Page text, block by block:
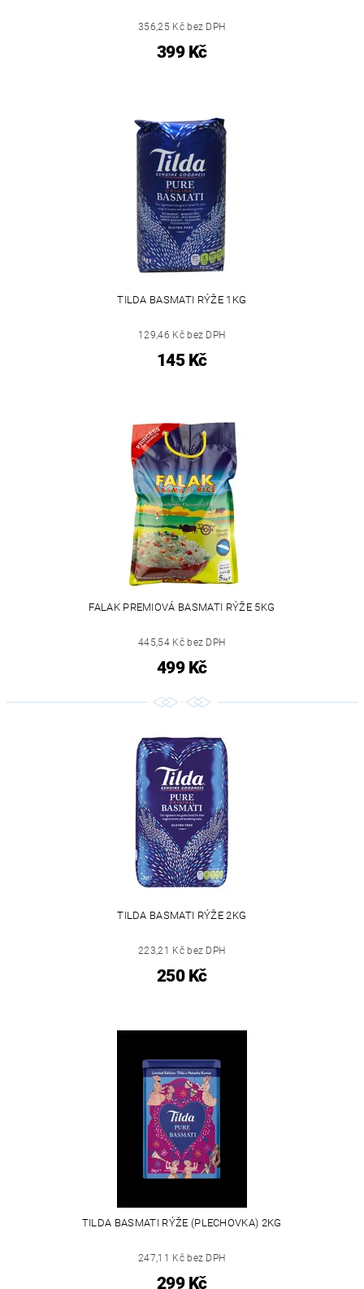
356,25 Kč bez DPH
399 Kč
TILDA BASMATI RÝŽE 1KG
129,46 Kč bez DPH
145 Kč
FALAK PREMIOVÁ BASMATI RÝŽE 5KG
445,54 Kč bez DPH
499 Kč
TILDA BASMATI RÝŽE 2KG
223,21 Kč bez DPH
250 Kč
TILDA BASMATI RÝŽE (PLECHOVKA) 2KG
247,11 Kč bez DPH
299 Kč